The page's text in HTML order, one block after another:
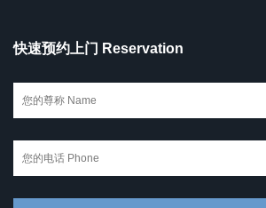
快速预约上门 Reservation